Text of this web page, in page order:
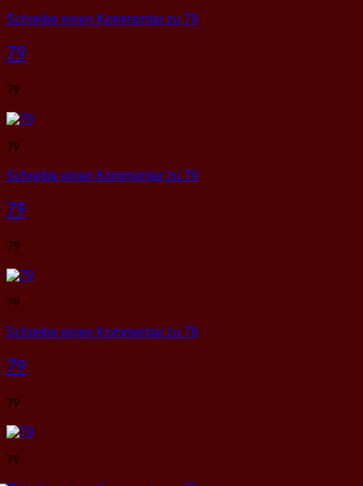
Schreibe einen Kommentar zu 79
79
79
79
Schreibe einen Kommentar zu 79
79
79
79
Schreibe einen Kommentar zu 79
79
79
79